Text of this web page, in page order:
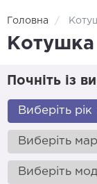
Головна
Почніть із
Виберіть рік
Виберіть
Виберіть